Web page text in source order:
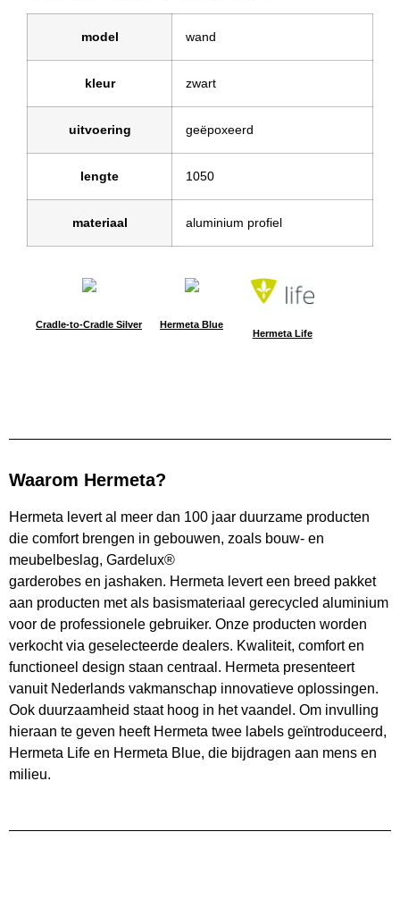
model wand
kleur zwart
uitvoering geëpoxeerd
lengte 1050
materiaal aluminium profiel
Cradle-to-Cradle Silver
Hermeta Blue
Hermeta Life
Waarom Hermeta?
Hermeta levert al meer dan 100 jaar duurzame producten
die comfort brengen in gebouwen, zoals bouw- en
meubelbeslag, Gardelux®
garderobes en jashaken. Hermeta levert een breed pakket
aan producten met als basismateriaal gerecycled aluminium
voor de professionele gebruiker. Onze producten worden
verkocht via geselecteerde dealers. Kwaliteit, comfort en
functioneel design staan centraal. Hermeta presenteert
vanuit Nederlands vakmanschap innovatieve oplossingen.
Ook duurzaamheid staat hoog in het vaandel. Om invulling
hieraan te geven heeft Hermeta twee labels geïntroduceerd,
Hermeta Life en Hermeta Blue, die bijdragen aan mens en
milieu.